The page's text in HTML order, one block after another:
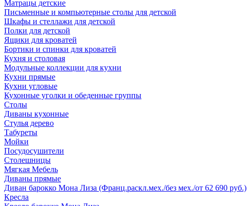
Матрацы детские
Письменные и компьютерные столы для детской
Шкафы и стеллажи для детской
Полки для детской
Ящики для кроватей
Бортики и спинки для кроватей
Кухня и столовая
Модульные коллекции для кухни
Кухни прямые
Кухни угловые
Кухонные уголки и обеденные группы
Столы
Диваны кухонные
Стулья дерево
Табуреты
Мойки
Посудосушители
Столешницы
Мягкая Мебель
Диваны прямые
Диван барокко Мона Лиза (Франц.раскл.мех./без мех./от 62 690 руб.)
Кресла